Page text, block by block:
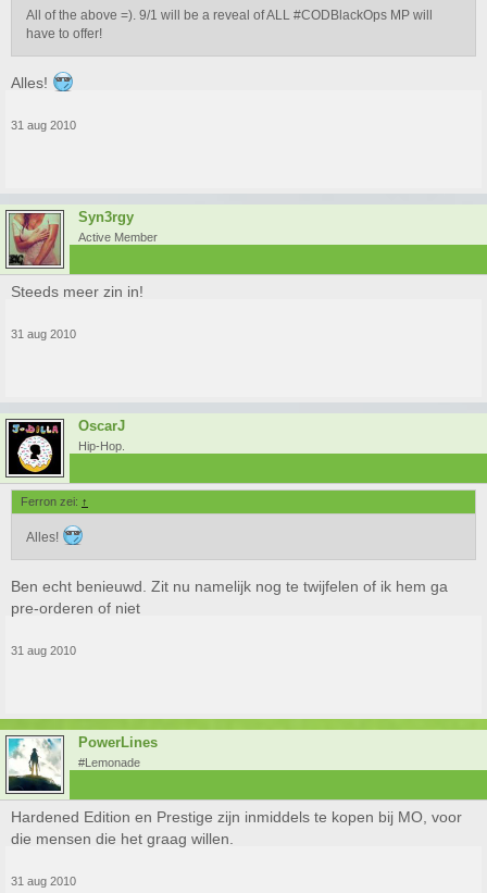
All of the above =). 9/1 will be a reveal of ALL #CODBlackOps MP will
have to offer!
Alles!
31 aug 2010
Syn3rgy
Active Member
Steeds meer zin in!
31 aug 2010
OscarJ
Hip-Hop.
Ferron zei: ↑
Alles!
Ben echt benieuwd. Zit nu namelijk nog te twijfelen of ik hem ga
pre-orderen of niet
31 aug 2010
PowerLines
#Lemonade
Hardened Edition en Prestige zijn inmiddels te kopen bij MO, voor
die mensen die het graag willen.
31 aug 2010